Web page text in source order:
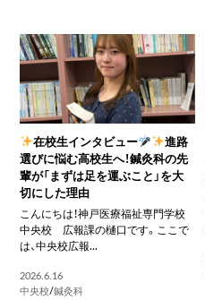
在校生インタビュー
進路
選びに悩む高校生へ！鍼灸科の先
輩が「まずは足を運ぶこと」を大
切にした理由
こんにちは！神戸医療福祉専門学校
中央校 広報課の樋口です。ここで
は、中央校広報...
2026.6.16
中央校/鍼灸科